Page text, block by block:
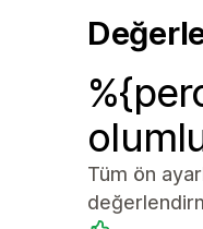
Tüm ön